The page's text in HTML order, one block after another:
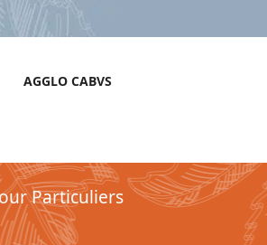
AGGLO CABVS
Particuliers